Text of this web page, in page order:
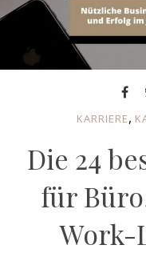
KARRIERE,
Die 24
für
Work-